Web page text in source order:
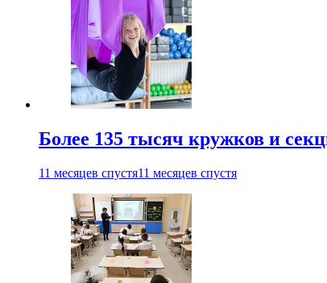
Более 135 тысяч кружков и
11 месяцев спустя11 месяцев спустя